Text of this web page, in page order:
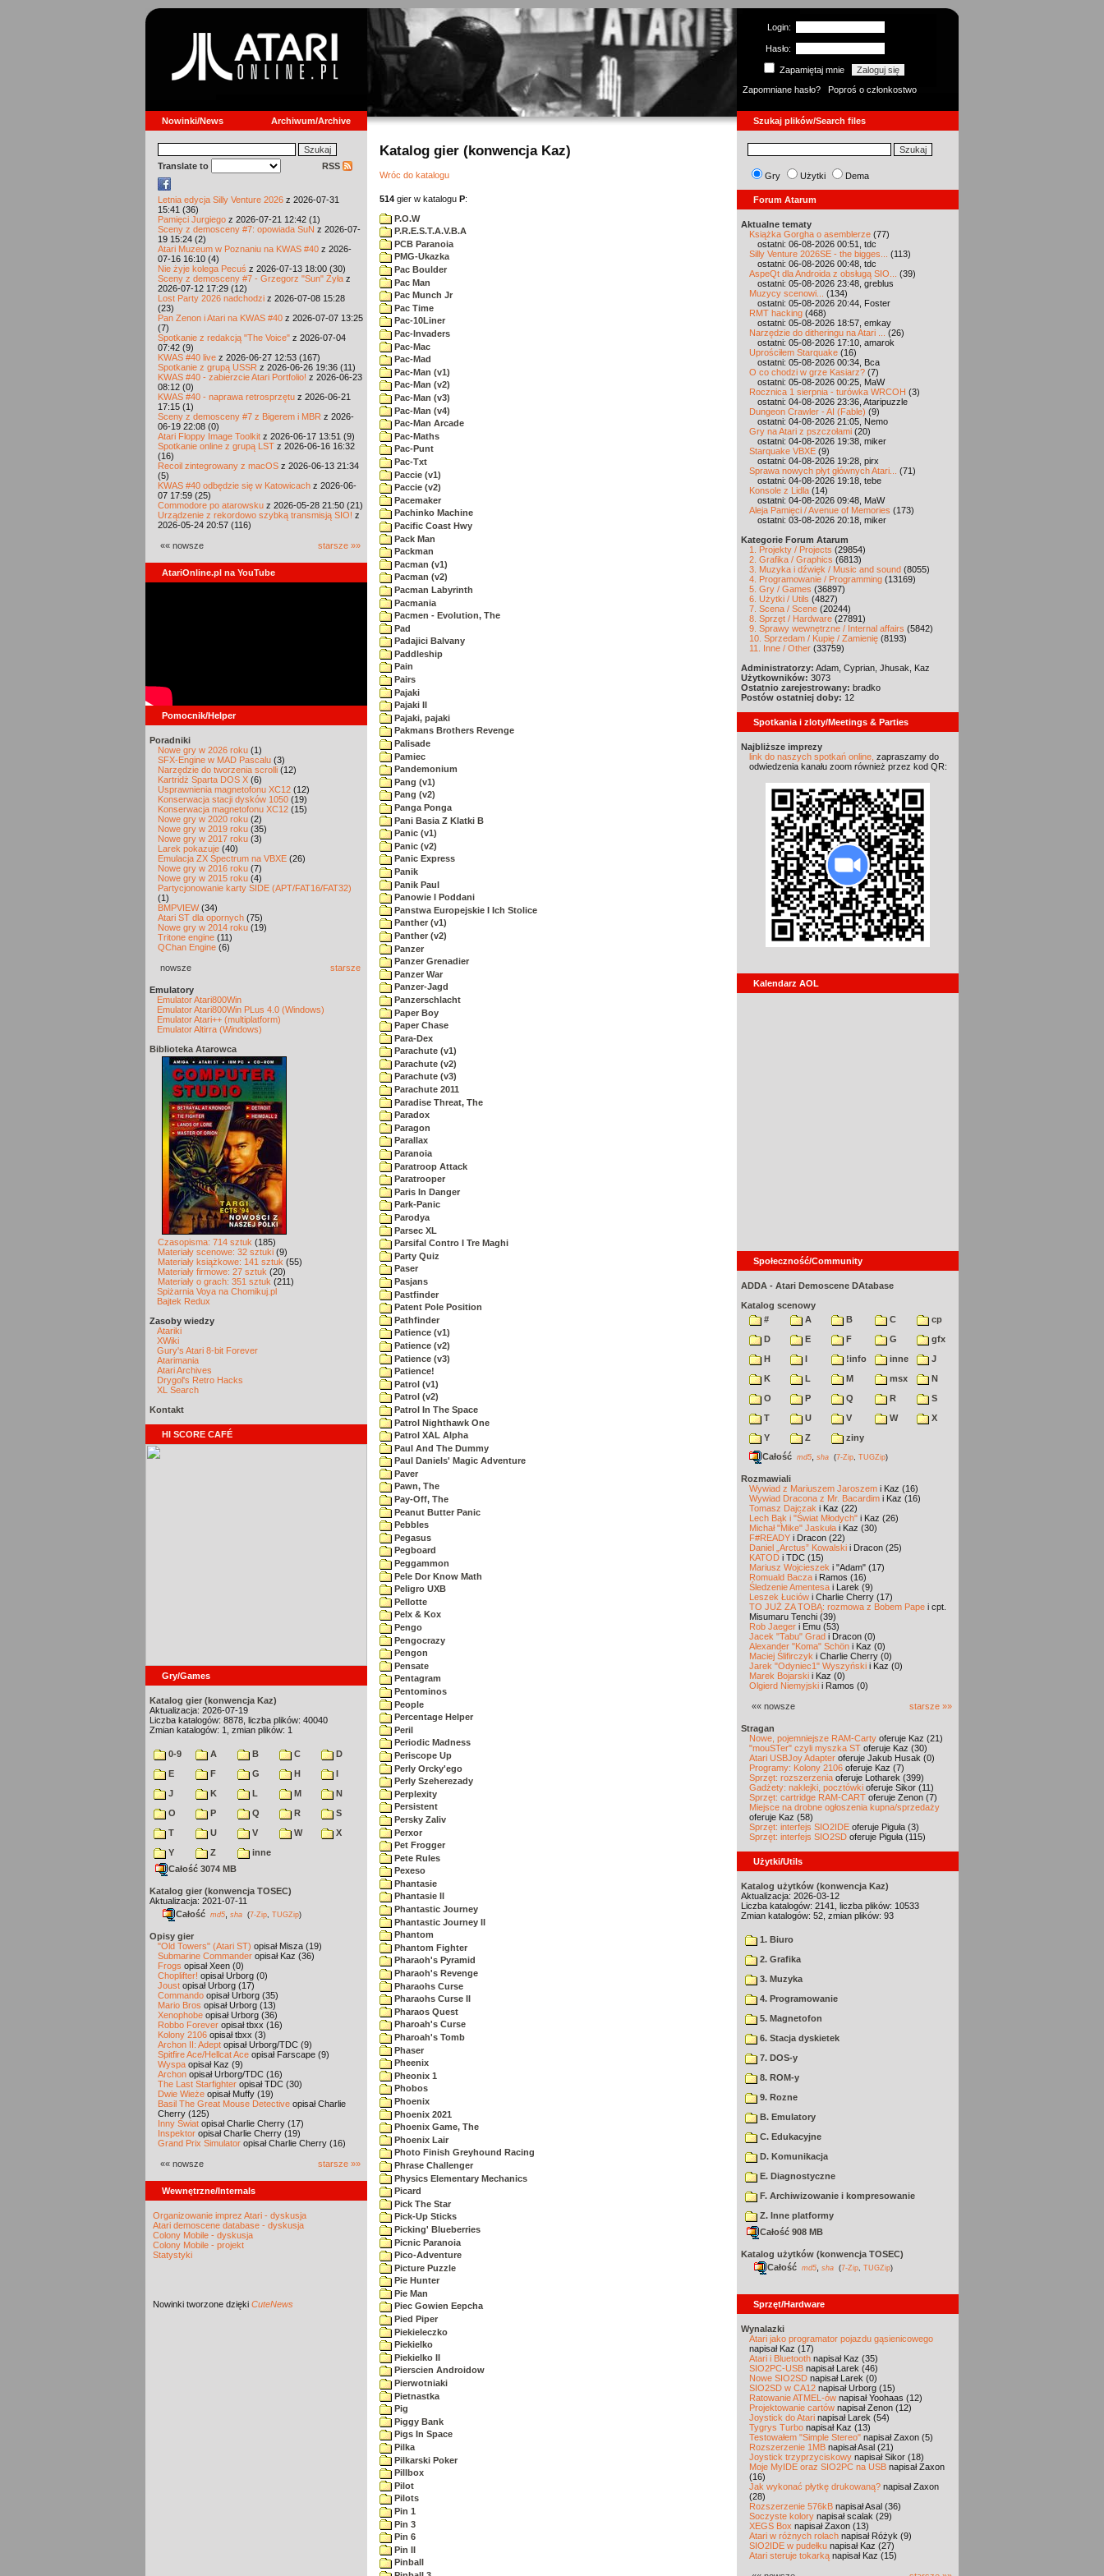
Login:
Hasło:
Zapamiętaj mnie
Zapomniane hasło?
Poproś o członkostwo
Nowinki/News Archiwum/Archive Szukaj plików/Search files
Translate to RSS
Letnia edycja Silly Venture 2026 z 2026-07-31
15:41 (36)
Pamięci Jurgiego z 2026-07-21 12:42 (1)
Sceny z demosceny #7: opowiada SuN z 2026-07-
19 15:24 (2)
Atari Muzeum w Poznaniu na KWAS #40 z 2026-
07-16 16:10 (4)
Nie żyje kolega Pecuś z 2026-07-13 18:00 (30)
Sceny z demosceny #7 - Grzegorz "Sun" Żyła z
2026-07-12 17:29 (12)
Lost Party 2026 nadchodzi z 2026-07-08 15:28
(23)
Pan Zenon i Atari na KWAS #40 z 2026-07-07 13:25
(7)
Spotkanie z redakcją "The Voice" z 2026-07-04
07:42 (9)
KWAS #40 live z 2026-06-27 12:53 (167)
Spotkanie z grupą USSR z 2026-06-26 19:36 (11)
KWAS #40 - zabierzcie Atari Portfolio! z 2026-06-23
08:12 (0)
KWAS #40 - naprawa retrosprzętu z 2026-06-21
17:15 (1)
Sceny z demosceny #7 z Bigerem i MBR z 2026-
06-19 22:08 (0)
Atari Floppy Image Toolkit z 2026-06-17 13:51 (9)
Spotkanie online z grupą LST z 2026-06-16 16:32
(16)
Recoil zintegrowany z macOS z 2026-06-13 21:34
(5)
KWAS #40 odbędzie się w Katowicach z 2026-06-
07 17:59 (25)
Commodore po atarowsku z 2026-05-28 21:50 (21)
Urządzenie z rekordowo szybką transmisją SIO! z
2026-05-24 20:57 (116)
«« nowsze starsze »»
AtariOnline.pl na YouTube
Pomocnik/Helper
Poradniki
Nowe gry w 2026 roku (1)
SFX-Engine w MAD Pascalu (3)
Narzędzie do tworzenia scrolli (12)
Kartridż Sparta DOS X (6)
Usprawnienia magnetofonu XC12 (12)
Konserwacja stacji dysków 1050 (19)
Konserwacja magnetofonu XC12 (15)
Nowe gry w 2020 roku (2)
Nowe gry w 2019 roku (35)
Nowe gry w 2017 roku (3)
Larek pokazuje (40)
Emulacja ZX Spectrum na VBXE (26)
Nowe gry w 2016 roku (7)
Nowe gry w 2015 roku (4)
Partycjonowanie karty SIDE (APT/FAT16/FAT32)
(1)
BMPVIEW(34)
Atari ST dla opornych (75)
Nowe gry w 2014 roku (19)
Tritone engine (11)
QChan Engine (6)
nowsze starsze
Emulatory
Emulator Atari800Win
Emulator Atari800Win PLus 4.0 (Windows)
Emulator Atari++ (multiplatform)
Emulator Altirra (Windows)
Biblioteka Atarowca
Czasopisma: 714 sztuk (185)
Materiały scenowe: 32 sztuki (9)
Materiały książkowe: 141 sztuk (55)
Materiały firmowe: 27 sztuk (20)
Materiały o grach: 351 sztuk (211)
Spiżarnia Voya na Chomikuj.pl
Bajtek Redux
Zasoby wiedzy
Atariki
XWiki
Gury's Atari 8-bit Forever
Atarimania
Atari Archives
Drygol's Retro Hacks
XL Search
Kontakt
HI SCORE CAFÉ
Gry/Games
Katalog gier (konwencja Kaz)
Aktualizacja: 2026-07-19
Liczba katalogów: 8878, liczba plików: 40040
Zmian katalogów: 1, zmian plików: 1
0-9 A B C
D
E
F G H
I
J
K L M
N
O
P Q R
S
T
U V W
X
Y
Z
inne
Całość 3074 MB
Katalog gier (konwencja TOSEC)
Aktualizacja: 2021-07-11
Całość md5 sha (7-Zip TUGZip)
Opisy gier
"Old Towers" (Atari ST) opisał Misza (19)
Submarine Commander opisał Kaz (36)
Frogs opisał Xeen (0)
Choplifter! opisał Urborg (0)
Joust opisał Urborg (17)
Commando opisał Urborg (35)
Mario Bros opisał Urborg (13)
Xenophobe opisał Urborg (36)
Robbo Forever opisał tbxx (16)
Kolony 2106 opisał tbxx (3)
Archon II: Adept opisał Urborg/TDC (9)
Spitfire Ace/Hellcat Ace opisał Farscape (9)
Wyspa opisał Kaz (9)
Archon opisał Urborg/TDC (16)
The Last Starfighter opisał TDC (30)
Dwie Wieże opisał Muffy (19)
Basil The Great Mouse Detective opisał Charlie
Cherry (125)
Inny Świat opisał Charlie Cherry (17)
Inspektor opisał Charlie Cherry (19)
Grand Prix Simulator opisał Charlie Cherry (16)
«« nowsze starsze »»
Wewnętrzne/Internals
Organizowanie imprez Atari - dyskusja
Atari demoscene database - dyskusja
Colony Mobile - dyskusja
Colony Mobile - projekt
Statystyki
Nowinki tworzone dzięki CuteNews
Katalog gier (konwencja Kaz)
Wróc do katalogu
514 gier w katalogu P:
P.O.W
P.R.E.S.T.A.V.B.A
PCB Paranoia
PMG-Ukazka
Pac Boulder
Pac Man
Pac Munch Jr
Pac Time
Pac-10Liner
Pac-Invaders
Pac-Mac
Pac-Mad
Pac-Man (v1)
Pac-Man (v2)
Pac-Man (v3)
Pac-Man (v4)
Pac-Man Arcade
Pac-Maths
Pac-Punt
Pac-Txt
Paccie (v1)
Paccie (v2)
Pacemaker
Pachinko Machine
Pacific Coast Hwy
Pack Man
Packman
Pacman (v1)
Pacman (v2)
Pacman Labyrinth
Pacmania
Pacmen - Evolution, The
Pad
Padajici Balvany
Paddleship
Pain
Pairs
Pajaki
Pajaki II
Pajaki, pajaki
Pakmans Brothers Revenge
Palisade
Pamiec
Pandemonium
Pang (v1)
Pang (v2)
Panga Ponga
Pani Basia Z Klatki B
Panic (v1)
Panic (v2)
Panic Express
Panik
Panik Paul
Panowie I Poddani
Panstwa Europejskie I Ich Stolice
Panther (v1)
Panther (v2)
Panzer
Panzer Grenadier
Panzer War
Panzer-Jagd
Panzerschlacht
Paper Boy
Paper Chase
Para-Dex
Parachute (v1)
Parachute (v2)
Parachute (v3)
Parachute 2011
Paradise Threat, The
Paradox
Paragon
Parallax
Paranoia
Paratroop Attack
Paratrooper
Paris In Danger
Park-Panic
Parodya
Parsec XL
Parsifal Contro I Tre Maghi
Party Quiz
Paser
Pasjans
Pastfinder
Patent Pole Position
Pathfinder
Patience (v1)
Patience (v2)
Patience (v3)
Patience!
Patrol (v1)
Patrol (v2)
Patrol In The Space
Patrol Nighthawk One
Patrol XAL Alpha
Paul And The Dummy
Paul Daniels' Magic Adventure
Paver
Pawn, The
Pay-Off, The
Peanut Butter Panic
Pebbles
Pegasus
Pegboard
Peggammon
Pele Dor Know Math
Peligro UXB
Pellotte
Pelx & Kox
Pengo
Pengocrazy
Pengon
Pensate
Pentagram
Pentominos
People
Percentage Helper
Peril
Periodic Madness
Periscope Up
Perly Orcky'ego
Perly Szeherezady
Perplexity
Persistent
Persky Zaliv
Perxor
Pet Frogger
Pete Rules
Pexeso
Phantasie
Phantasie II
Phantastic Journey
Phantastic Journey II
Phantom
Phantom Fighter
Pharaoh's Pyramid
Pharaoh's Revenge
Pharaohs Curse
Pharaohs Curse II
Pharaos Quest
Pharoah's Curse
Pharoah's Tomb
Phaser
Pheenix
Pheonix 1
Phobos
Phoenix
Phoenix 2021
Phoenix Game, The
Phoenix Lair
Photo Finish Greyhound Racing
Phrase Challenger
Physics Elementary Mechanics
Picard
Pick The Star
Pick-Up Sticks
Picking' Blueberries
Picnic Paranoia
Pico-Adventure
Picture Puzzle
Pie Hunter
Pie Man
Piec Gowien Eepcha
Pied Piper
Piekieleczko
Piekielko
Piekielko II
Pierscien Androidow
Pierwotniaki
Pietnastka
Pig
Piggy Bank
Pigs In Space
Pilka
Pilkarski Poker
Pillbox
Pilot
Pilots
Pin 1
Pin 3
Pin 6
Pin II
Pinball
Gry Użytki Dema
Forum Atarum
Aktualne tematy
Książka Gorgha o asemblerze (77)
ostatni: 06-08-2026 00:51, tdc
Silly Venture 2026SE - the bigges...
(113)
ostatni: 06-08-2026 00:48, tdc
AspeQt dla Androida z obsługą SIO...
(39)
ostatni: 05-08-2026 23:48, greblus
Muzycy scenowi...
(134)
ostatni: 05-08-2026 20:44, Foster
RMT hacking (468)
ostatni: 05-08-2026 18:57, emkay
Narzędzie do ditheringu na Atari ...
(26)
ostatni: 05-08-2026 17:10, amarok
Uprościłem Starquake (16)
ostatni: 05-08-2026 00:34, Bca
O co chodzi w grze Kasiarz? (7)
ostatni: 05-08-2026 00:25, MaW
Rocznica 1 sierpnia - turówka WRCOH (3)
ostatni: 04-08-2026 23:36, Ataripuzzle
Dungeon Crawler - AI (Fable) (9)
ostatni: 04-08-2026 21:05, Nemo
Gry na Atari z pszczołami (20)
ostatni: 04-08-2026 19:38, miker
Starquake VBXE (9)
ostatni: 04-08-2026 19:28, pirx
Sprawa nowych płyt głównych Atari...
(71)
ostatni: 04-08-2026 19:18, tebe
Konsole z Lidla (14)
ostatni: 04-08-2026 09:48, MaW
Aleja Pamięci / Avenue of Memories (173)
ostatni: 03-08-2026 20:18, miker
Kategorie Forum Atarum
1. Projekty / Projects (29854)
2. Grafika / Graphics (6813)
3. Muzyka i dźwięk / Music and sound (8055)
4. Programowanie / Programming (13169)
5. Gry / Games (36897)
6. Użytki / Utils (4827)
7. Scena / Scene (20244)
8. Sprzęt / Hardware (27891)
9. Sprawy wewnętrzne / Internal affairs (5842)
10. Sprzedam / Kupię / Zamienię (8193)
11. Inne / Other (33759)
Administratorzy: Adam, Cyprian, Jhusak, Kaz
Użytkowników: 3073
Ostatnio zarejestrowany: bradko
Postów ostatniej doby: 12
Spotkania i zloty/Meetings & Parties
Najbliższe imprezy
link do naszych spotkań online, zapraszamy do
odwiedzenia kanału zoom również przez kod QR:
Kalendarz AOL
Społeczność/Community
ADDA - Atari Demoscene DAtabase
Katalog scenowy
#
A B C
cp
D
E F G
gfx
H
I !info inne
J
K
L M msx
N
O
P Q R
S
T
U V W
X
Y
Z
ziny
Całość md5 sha (7-Zip TUGZip)
Rozmawiali
Wywiad z Mariuszem Jaroszem i Kaz (16)
Wywiad Dracona z Mr. Bacardim i Kaz (16)
Tomasz Dajczak i Kaz (22)
Lech Bąk i "Świat Młodych" i Kaz (26)
Michał "Mike" Jaskuła i Kaz (30)
F#READY i Dracon (22)
Daniel „Arctus” Kowalski i Dracon (25)
KATOD i TDC (15)
Mariusz Wojcieszek i "Adam" (17)
Romuald Bacza i Ramos (16)
Śledzenie Amentesa i Larek (9)
Leszek Łuciów i Charlie Cherry (17)
TO JUŻ ZA TOBĄ: rozmowa z Bobem Pape i cpt.
Misumaru Tenchi (39)
Rob Jaeger i Emu (53)
Jacek "Tabu" Grad i Dracon (0)
Alexander "Koma" Schön i Kaz (0)
Maciej Ślifirczyk i Charlie Cherry (0)
Jarek "Odyniec1" Wyszyński i Kaz (0)
Marek Bojarski i Kaz (0)
Olgierd Niemyjski i Ramos (0)
«« nowsze starsze »»
Stragan
Nowe, pojemniejsze RAM-Carty oferuje Kaz (21)
"mouSTer" czyli myszka ST oferuje Kaz (30)
Atari USBJoy Adapter oferuje Jakub Husak (0)
Programy: Kolony 2106 oferuje Kaz (7)
Sprzęt: rozszerzenia oferuje Lotharek (399)
Gadżety: naklejki, pocztówki oferuje Sikor (11)
Sprzęt: cartridge RAM-CART oferuje Zenon (7)
Miejsce na drobne ogłoszenia kupna/sprzedaży
oferuje Kaz (58)
Sprzęt: interfejs SIO2IDE oferuje Piguła (3)
Sprzęt: interfejs SIO2SD oferuje Piguła (115)
Użytki/Utils
Katalog użytków (konwencja Kaz)
Aktualizacja: 2026-03-12
Liczba katalogów: 2141, liczba plików: 10533
Zmian katalogów: 52, zmian plików: 93
1. Biuro
2. Grafika
3. Muzyka
4. Programowanie
5. Magnetofon
6. Stacja dyskietek
7. DOS-y
8. ROM-y
9. Rozne
B. Emulatory
C. Edukacyjne
D. Komunikacja
E. Diagnostyczne
F. Archiwizowanie i kompresowanie
Z. Inne platformy
Całość 908 MB
Katalog użytków (konwencja TOSEC)
Całość md5 sha (7-Zip TUGZip)
Sprzęt/Hardware
Wynalazki
Atari jako programator pojazdu gąsienicowego
napisał Kaz (17)
Atari i Bluetooth napisał Kaz (35)
SIO2PC-USB napisał Larek (46)
Nowe SIO2SD napisał Larek (0)
SIO2SD w CA12 napisał Urborg (15)
Ratowanie ATMEL-ów napisał Yoohaas (12)
Projektowanie cartów napisał Zenon (12)
Joystick do Atari napisał Larek (54)
Tygrys Turbo napisał Kaz (13)
Testowałem "Simple Stereo" napisał Zaxon (5)
Rozszerzenie 1MB napisał Asal (21)
Joystick trzyprzyciskowy napisał Sikor (18)
Moje MyIDE oraz SIO2PC na USB napisał Zaxon
(16)
Jak wykonać płytkę drukowaną? napisał Zaxon
(28)
Rozszerzenie 576kB napisał Asal (36)
Soczyste kolory napisał scalak (29)
XEGS Box napisał Zaxon (13)
Atari w różnych rolach napisał Różyk (9)
SIO2IDE w pudełku napisał Kaz (27)
Atari steruje tokarką napisał Kaz (15)